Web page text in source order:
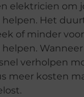
elektricien om
Het
of minder
verholpen
meer kosten